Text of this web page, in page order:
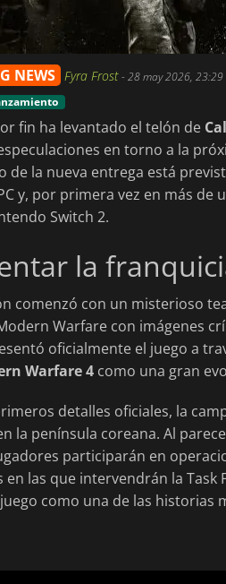
NEWS Fyra Frost-28 may 2026, 23:29
fin ha levantado el telón de
en torno a la
de la nueva entrega está
y, por primera vez en más
Switch 2.
la
comenzó con un misterioso
Warfare con imágenes
oficialmente el juego a
Warfare 4 como una gran
detalles oficiales, la
la península coreana. Al
participarán en
en las que intervendrán la
como una de las historias